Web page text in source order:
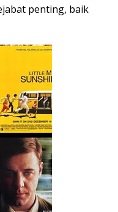
penting, baik